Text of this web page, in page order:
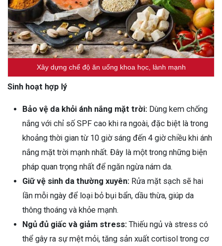
Xây dựng chế độ ăn uống khoa học, lành mạnh
Sinh hoạt hợp lý
Bảo vệ da khỏi ánh nắng mặt trời: Dùng kem chống
nắng với chỉ số SPF cao khi ra ngoài, đặc biệt là trong
khoảng thời gian từ 10 giờ sáng đến 4 giờ chiều khi ánh
nắng mặt trời mạnh nhất. Đây là một trong những biện
pháp quan trọng nhất để ngăn ngừa nám da.
Giữ vệ sinh da thường xuyên: Rửa mặt sạch sẽ hai
lần mỗi ngày để loại bỏ bụi bẩn, dầu thừa, giúp da
thông thoáng và khỏe mạnh.
Ngủ đủ giấc và giảm stress: Thiếu ngủ và stress có
thể gây ra sự mệt mỏi, tăng sản xuất cortisol trong cơ